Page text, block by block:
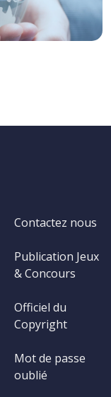
Contactez nous
Publication Jeux
& Concours
Officiel du
Copyright
Mot de passe
oublié